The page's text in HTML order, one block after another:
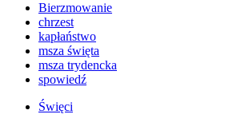
Bierzmowanie
chrzest
kapłaństwo
msza święta
msza trydencka
spowiedź
Święci